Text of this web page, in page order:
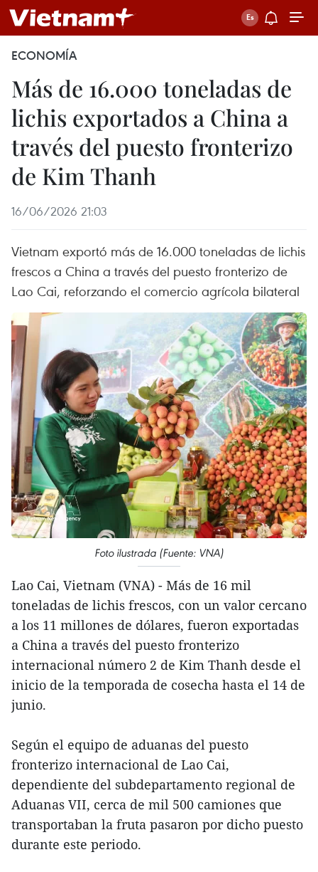
ECONOMÍA
Más de 16.000 toneladas de
lichis exportados a China a
través del puesto fronterizo
de Kim Thanh
16/06/2026 21:03
Vietnam exportó más de 16.000 toneladas de lichis
frescos a China a través del puesto fronterizo de
Lao Cai, reforzando el comercio agrícola bilateral
Foto ilustrada (Fuente: VNA)
Lao Cai, Vietnam (VNA) - Más de 16 mil
toneladas de lichis frescos, con un valor cercano
a los 11 millones de dólares, fueron exportadas
a China a través del puesto fronterizo
internacional número 2 de Kim Thanh desde el
inicio de la temporada de cosecha hasta el 14 de
junio.
Según el equipo de aduanas del puesto
fronterizo internacional de Lao Cai,
dependiente del subdepartamento regional de
Aduanas VII, cerca de mil 500 camiones que
transportaban la fruta pasaron por dicho puesto
durante este periodo.